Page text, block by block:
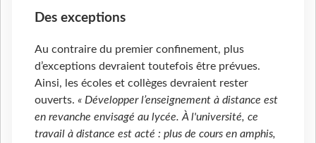
Des exceptions
Au contraire du premier confinement, plus
d’exceptions devraient toutefois être prévues.
Ainsi, les écoles et collèges devraient rester
ouverts. « Développer l’enseignement à distance est
en revanche envisagé au lycée. À l'université, ce
travail à distance est acté : plus de cours en amphis,